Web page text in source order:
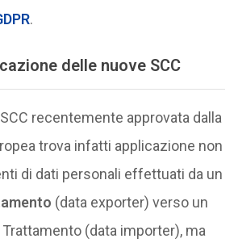
.
delle nuove SCC
recentemente approvata dalla
trova infatti applicazione non
di dati personali effettuati da un
(data exporter) verso un
(data importer), ma